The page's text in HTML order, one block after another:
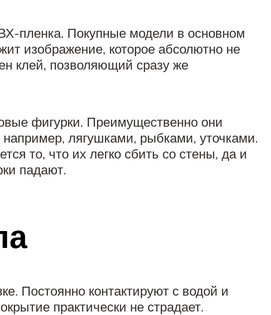
пленка. Покупные модели в основном
изображение, которое абсолютно не
клей, позволяющий сразу же
фигурки. Преимущественно они
лягушками, рыбками, уточками.
то, что их легко сбить со стены, да и
падают.
Постоянно контактируют с водой и
практически не страдает.